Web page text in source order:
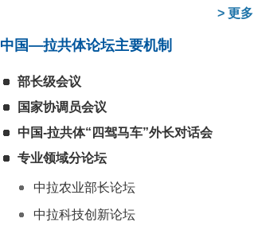
> 更多
中国—拉共体论坛主要机制
部长级会议
国家协调员会议
中国-拉共体“四驾马车”外长对话会
专业领域分论坛
中拉农业部长论坛
中拉科技创新论坛